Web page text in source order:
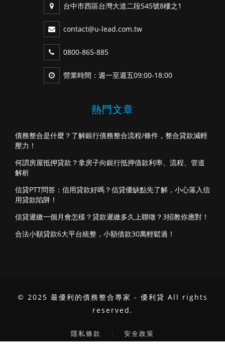
台中市西區台灣大道二段545號8樓之1
contact@u-lead.com.tw
0800-865-885
營業時間：週一至週五09:00-18:00
熱門文章
債務整合是什麼？了解銀行債務整合流程/條件，整合貸款減輕
壓力！
何謂房屋抵押貸款？拿房子向銀行抵押借款利率、流程、管道
解析
信貸PTT問答：信用貸款好嗎？信貸優缺點先了解，小心落入信
用貸款陷阱！
信貸遲繳一個月會怎樣？貸款遲繳多久上聯徵？3招教你應對！
合法小額貸款6大平台統整，小額借款30萬輕鬆過！
© 2025 最優利的債務整合專家 - 優利貸 All rights
reserved.
隱私條款 安全政策